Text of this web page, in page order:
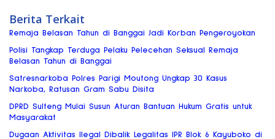
Berita Terkait
Remaja Belasan Tahun di Banggai Jadi Korban Pengeroyokan
Polisi Tangkap Terduga Pelaku Pelecehan Seksual Remaja
Belasan Tahun di Banggai
Satresnarkoba Polres Parigi Moutong Ungkap 30 Kasus
Narkoba, Ratusan Gram Sabu Disita
DPRD Sulteng Mulai Susun Aturan Bantuan Hukum Gratis untuk
Masyarakat
Dugaan Aktivitas Ilegal Dibalik Legalitas IPR Blok 6 Kayuboko di